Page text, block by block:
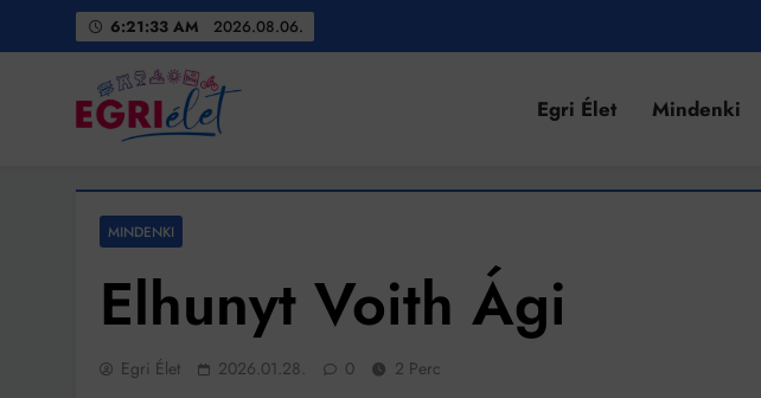
6:21:35 AM 2026.08.06.
Egri Élet
Egri Élet Mindenki
MINDENKI
Elhunyt Voith Ági
Egri Élet 2026.01.28. 0 2 Perc